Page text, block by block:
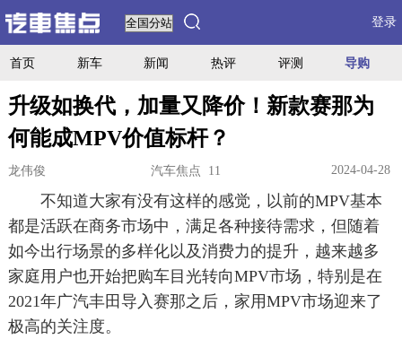
登录
首页 新车 新闻 热评 评测 导购
升级如换代，加量又降价！新款赛那为
何能成MPV价值标杆？
龙伟俊 汽车焦点 11 2024-04-28
不知道大家有没有这样的感觉，以前的MPV基本
都是活跃在商务市场中，满足各种接待需求，但随着
如今出行场景的多样化以及消费力的提升，越来越多
家庭用户也开始把购车目光转向MPV市场，特别是在
2021年广汽丰田导入赛那之后，家用MPV市场迎来了
极高的关注度。